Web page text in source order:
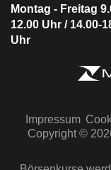
Montag - Freitag
12.00 Uhr / 14.00-
Uhr
Impressum
Copyright ©